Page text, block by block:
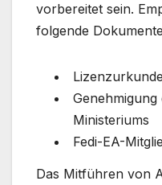
vorbereitet sein.
folgende
Ministeriums
Fedi-EA-
Das Mitführen von